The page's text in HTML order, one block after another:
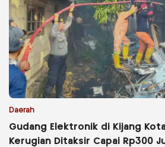
Daerah
Gudang Elektronik di Kijang
Kerugian Ditaksir Capai Rp300